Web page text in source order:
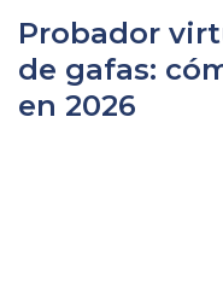
Probador
de gafas:
en 2026